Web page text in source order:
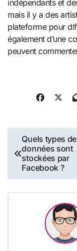
indépendants et
mais il y a des
plateforme pour
également d’une
peuvent
Navigation
de
l’article
Quels types de
données sont
stockées par
Facebook ?